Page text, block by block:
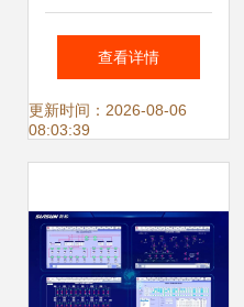
科瑞剩余电流式电
气火灾监控探测器
新之选
查看详情
更新时间：2026-08-06
08:03:39